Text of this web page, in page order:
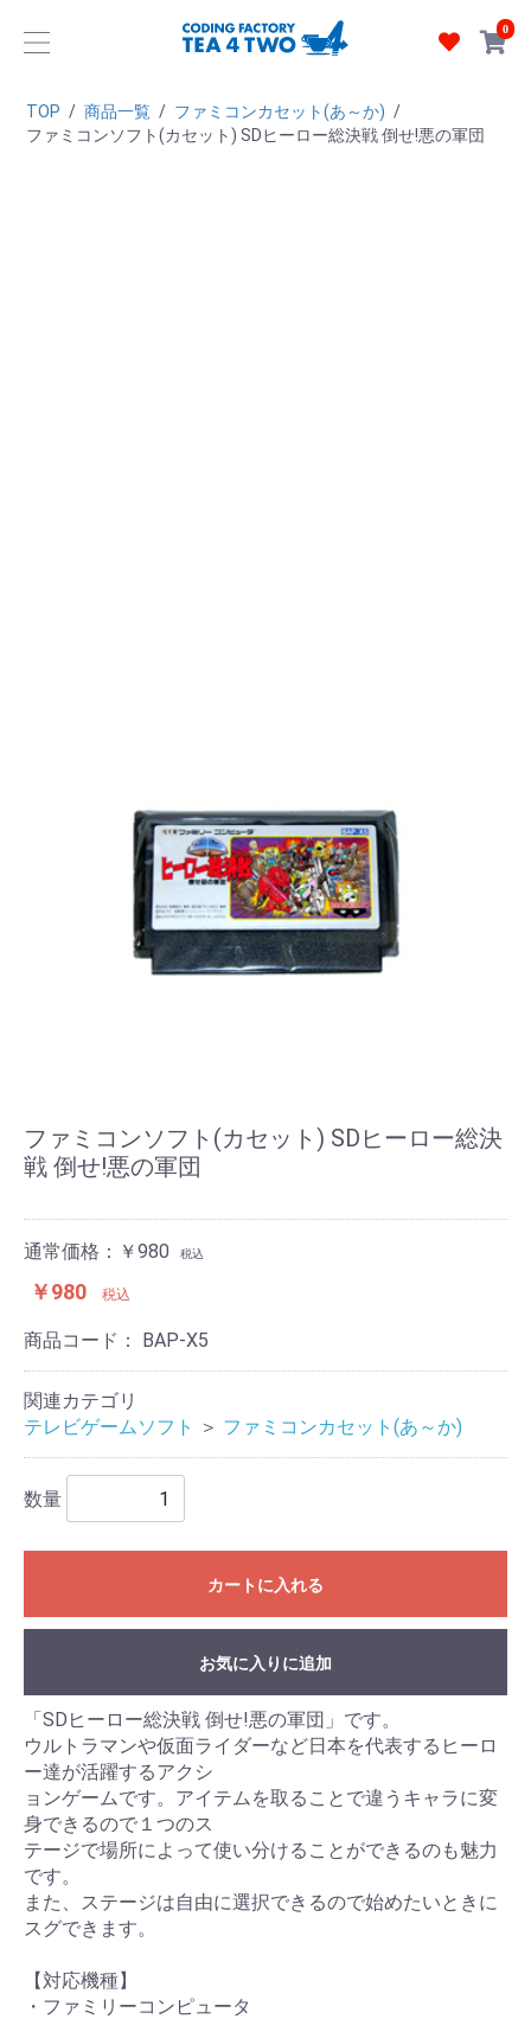
0
TOP / 商品一覧 / ファミコンカセット(あ～か) /
ファミコンソフト(カセット) SDヒーロー総決戦 倒せ!悪の軍団
ファミコンソフト(カセット) SDヒーロー総決
戦 倒せ!悪の軍団
通常価格：￥980 税込
￥980 税込
商品コード： BAP-X5
関連カテゴリ
テレビゲームソフト
＞ ファミコンカセット(あ～か)
数量
カートに入れる
お気に入りに追加
「SDヒーロー総決戦 倒せ!悪の軍団」です。
ウルトラマンや仮面ライダーなど日本を代表するヒーロ
ー達が活躍するアクシ
ョンゲームです。アイテムを取ることで違うキャラに変
身できるので１つのス
テージで場所によって使い分けることができるのも魅力
です。
また、ステージは自由に選択できるので始めたいときに
スグできます。
【対応機種】
・ファミリーコンピュータ